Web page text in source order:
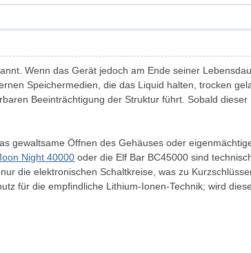
Wenn das Gerät jedoch am Ende seiner
Speichermedien, die das Liquid halten, trocken
Beeinträchtigung der Struktur führt. Sobald
gewaltsame Öffnen des Gehäuses oder
Night 40000 oder die Elf Bar BC45000 sind
die elektronischen Schaltkreise, was zu
für die empfindliche Lithium-Ionen-Technik; wird